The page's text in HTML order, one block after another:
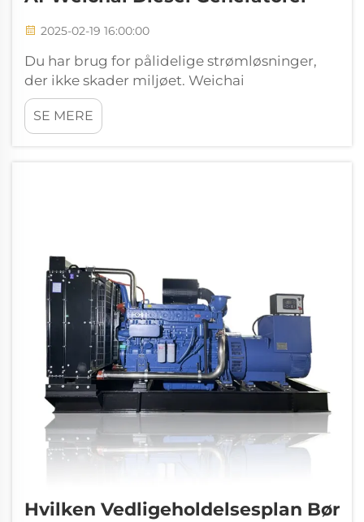
2025-02-19 16:00:00
Du har brug for pålidelige strømløsninger,
der ikke skader miljøet. Weichai
Dieseldynamoer leverer miljøvenlig ydeevne
med avancerede
emissionskontrolteknologier. Disse
SE MERE
Hvilken Vedligeholdelsesplan Bør